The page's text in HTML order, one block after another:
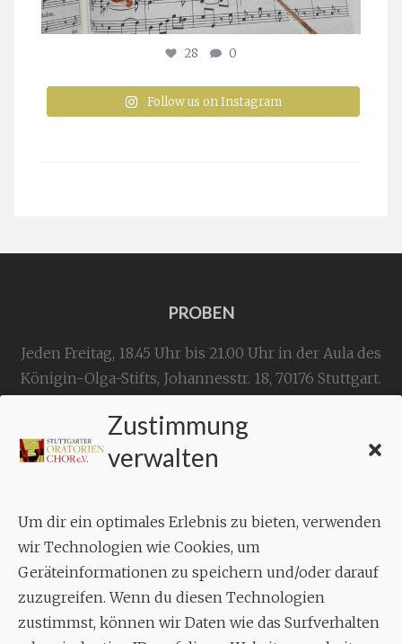
Zustimmung
verwalten
Um dir ein optimales Erlebnis zu bieten, verwenden
wir Technologien wie Cookies, um
Geräteinformationen zu speichern und/oder darauf
zuzugreifen. Wenn du diesen Technologien
zustimmst, können wir Daten wie das Surfverhalten
28 0
Follow us on Instagram
PROBEN
Jeden Freitag, 18.45 Uhr bis 21.00 Uhr in der Aula des
Königin-Olga-Stifts, Johannesstr. 18, 70176 Stuttgart.
KONTAKT
Geschäftsstelle:
Aixheimer Str. 18
70619 Stuttgart
MUSIK